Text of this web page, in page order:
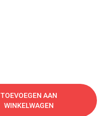
TOEVOEGEN AAN
WINKELWAGEN